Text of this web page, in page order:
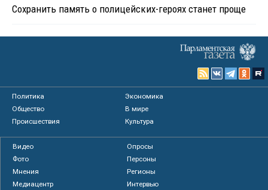
Сохранить память о полицейских-героях станет проще
Политика
Экономика
Общество
В мире
Происшествия
Культура
Видео
Опросы
Фото
Персоны
Мнения
Регионы
Медиацентр
Интервью